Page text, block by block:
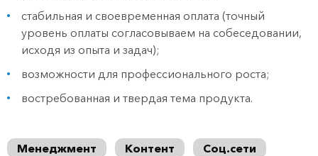
стабильная и своевременная оплата (точный
уровень оплаты согласовываем на собеседовании,
исходя из опыта и задач);
возможности для профессионального роста;
востребованная и твердая тема продукта.
Менеджмент Контент Соц.сети